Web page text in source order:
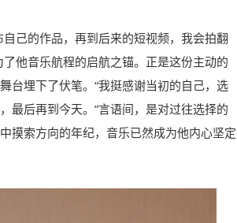
己的作品，再到后来的短视频，我会拍翻
他音乐航程的启航之锚。正是这份主动的
台埋下了伏笔。“我挺感谢当初的自己，选
最后再到今天。”言语间，是对过往选择的
摸索方向的年纪，音乐已然成为他内心坚定